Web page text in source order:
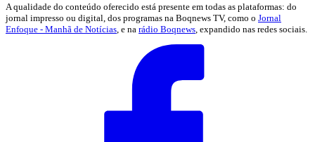
A qualidade do conteúdo oferecido está presente em todas as plataformas: do
jornal impresso ou digital, dos programas na Boqnews TV, como o Jornal
Enfoque - Manhã de Notícias , e na rádio Boqnews , expandido nas redes sociais.